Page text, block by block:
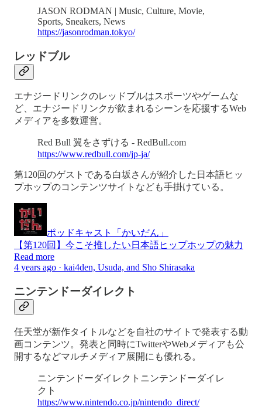
JASON RODMAN | Music, Culture, Movie,
Sports, Sneakers, News
https://jasonrodman.tokyo/
レッドブル
エナジードリンクのレッドブルはスポーツやゲームな
ど、エナジードリンクが飲まれるシーンを応援するWeb
メディアを多数運営。
Red Bull 翼をさずける - RedBull.com
https://www.redbull.com/jp-ja/
第120回のゲストである白坂さんが紹介した日本語ヒッ
プホップのコンテンツサイトなども手掛けている。
ポッドキャスト「かいだん」
【第120回】今こそ推したい日本語ヒップホップの魅力
Read more
4 years ago · kai4den, Usuda, and Sho Shirasaka
ニンテンドーダイレクト
任天堂が新作タイトルなどを自社のサイトで発表する動
画コンテンツ。発表と同時にTwitterやWebメディアも公
開するなどマルチメディア展開にも優れる。
ニンテンドーダイレクトニンテンドーダイレ
クト
https://www.nintendo.co.jp/nintendo_direct/